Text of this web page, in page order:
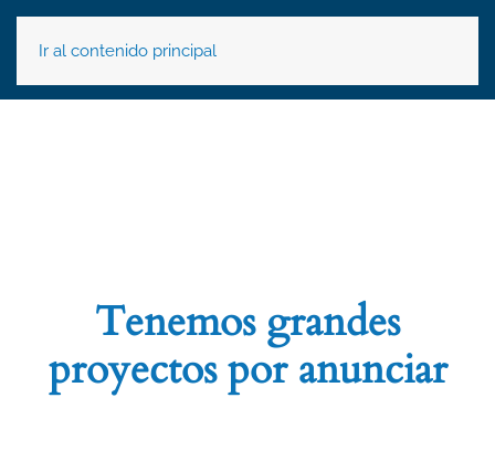
Ir al contenido principal
Tenemos grandes
proyectos por anunciar